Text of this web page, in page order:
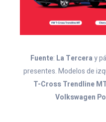
Fuente: La Terceray
presentes. Modelos de
T-Cross Trendline
Volkswagen